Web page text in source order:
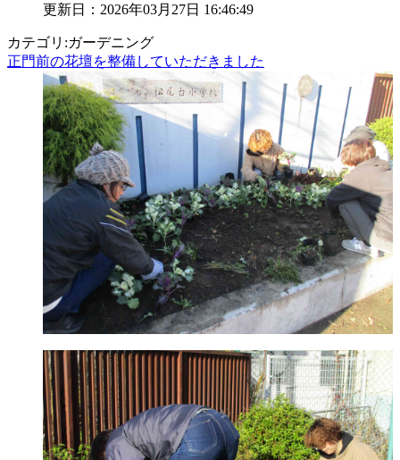
更新日：2026年03月27日 16:46:49
カテゴリ:ガーデニング
正門前の花壇を整備していただきました